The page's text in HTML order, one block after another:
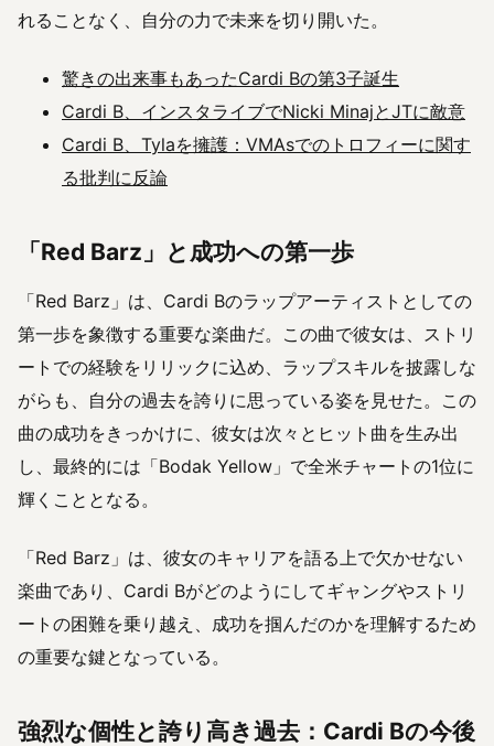
れることなく、自分の力で未来を切り開いた。
驚きの出来事もあったCardi Bの第3子誕生
Cardi B、インスタライブでNicki MinajとJTに敵意
Cardi B、Tylaを擁護：VMAsでのトロフィーに関す
る批判に反論
「Red Barz」と成功への第一歩
「Red Barz」は、Cardi Bのラップアーティストとしての
第一歩を象徴する重要な楽曲だ。この曲で彼女は、ストリ
ートでの経験をリリックに込め、ラップスキルを披露しな
がらも、自分の過去を誇りに思っている姿を見せた。この
曲の成功をきっかけに、彼女は次々とヒット曲を生み出
し、最終的には「Bodak Yellow」で全米チャートの1位に
輝くこととなる。
「Red Barz」は、彼女のキャリアを語る上で欠かせない
楽曲であり、Cardi Bがどのようにしてギャングやストリ
ートの困難を乗り越え、成功を掴んだのかを理解するため
の重要な鍵となっている。
強烈な個性と誇り高き過去：Cardi Bの今後